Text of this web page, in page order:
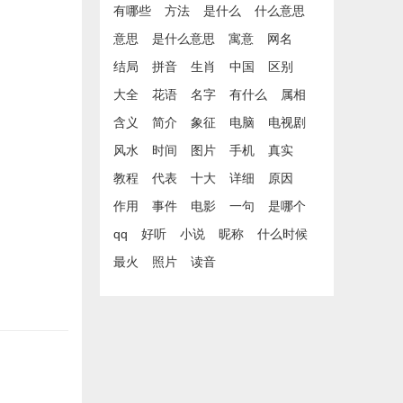
有哪些 方法 是什么
什么意思
意思
是什么意思 寓意
网名
结局
拼音 生肖 中国
区别
大全
花语 名字 有什么
属相
含义
简介 象征 电脑
电视剧
风水
时间 图片 手机
真实
教程
代表 十大 详细
原因
作用
事件 电影 一句
是哪个
qq
好听 小说 昵称
什么时候
最火
照片 读音